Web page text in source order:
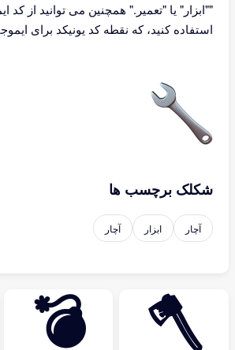
استفاده کنید، که نقطه کد یونیکد برای
شکلک برچسب ها
آچار ابزار آچار
🪓
💣